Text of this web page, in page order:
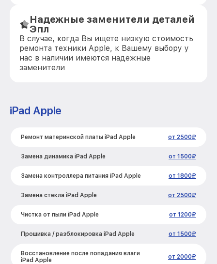
Надежные заменители деталей
Эпл
В случае, когда Вы ищете низкую стоимость
ремонта техники Apple, к Вашему выбору у
нас в наличии имеются надежные
заменители
iPad Apple
Ремонт материнской платы iPad Apple от 2500₽
Замена динамика iPad Apple от 1500₽
Замена контроллера питания iPad Apple от 1800₽
Замена стекла iPad Apple от 2500₽
Чистка от пыли iPad Apple от 1200₽
Прошивка / разблокировка iPad Apple от 1500₽
Восстановление после попадания влаги
iPad Apple
от 2000₽